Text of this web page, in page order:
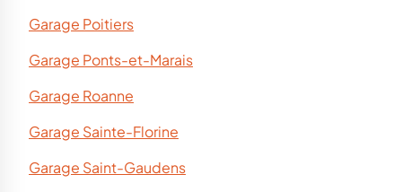
Garage Poitiers
Garage Ponts-et-Marais
Garage Roanne
Garage Sainte-Florine
Garage Saint-Gaudens